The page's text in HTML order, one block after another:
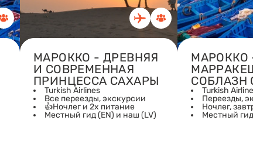
МАРОККО - ДРЕВНЯЯ
И СОВРЕМЕННАЯ
ПРИНЦЕССА САХАРЫ
Turkish Airlines
Все переезды, экскурсии
👍Ночлег и 2х питание
Местный гид (EN) и наш (LV)
МАРОККО
СОБЛАЗН
Turkish
Переезды,
Ночлег,
Местный